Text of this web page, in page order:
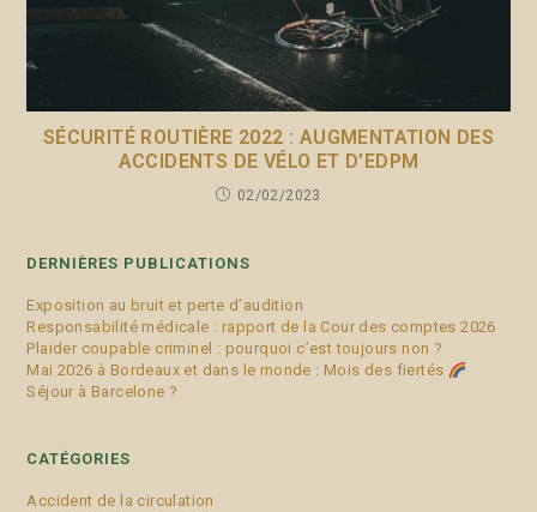
SÉCURITÉ ROUTIÈRE 2022 : AUGMENTATION DES
ACCIDENTS DE VÉLO ET D’EDPM
02/02/2023
DERNIÈRES PUBLICATIONS
Exposition au bruit et perte d’audition
Responsabilité médicale : rapport de la Cour des comptes 2026
Plaider coupable criminel : pourquoi c’est toujours non ?
Mai 2026 à Bordeaux et dans le monde : Mois des fiertés
Séjour à Barcelone ?
CATÉGORIES
Accident de la circulation